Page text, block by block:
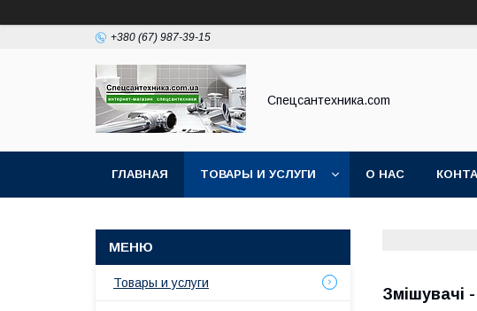
+380 (67) 987-39-15
Спецсантехника.com
ГЛАВНАЯ ТОВАРЫ И УСЛУГИ О НАС
Змішувачі
Товары и услуги